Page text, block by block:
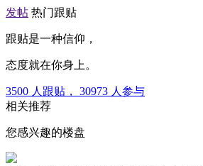
发帖 热门跟贴
跟贴是一种信仰，
态度就在你身上。
3500 人跟贴， 30973 人参与
相关推荐
您感兴趣的楼盘